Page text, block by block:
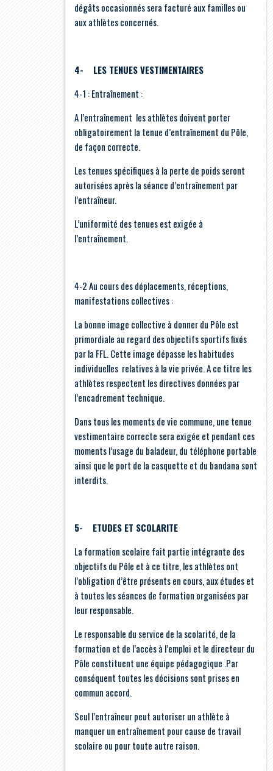
dégâts occasionnés sera facturé aux familles ou
aux athlètes concernés.
4- LES TENUES VESTIMENTAIRES
4-1 : Entraînement :
A l’entraînement les athlètes doivent porter
obligatoirement la tenue d’entraînement du Pôle,
de façon correcte.
Les tenues spécifiques à la perte de poids seront
autorisées après la séance d’entraînement par
l’entraîneur.
L’uniformité des tenues est exigée à
l’entraînement.
4-2 Au cours des déplacements, réceptions,
manifestations collectives :
La bonne image collective à donner du Pôle est
primordiale au regard des objectifs sportifs fixés
par la FFL. Cette image dépasse les habitudes
individuelles relatives à la vie privée. A ce titre les
athlètes respectent les directives données par
l’encadrement technique.
Dans tous les moments de vie commune, une tenue
vestimentaire correcte sera exigée et pendant ces
moments l’usage du baladeur, du téléphone portable
ainsi que le port de la casquette et du bandana sont
interdits.
5- ETUDES ET SCOLARITE
La formation scolaire fait partie intégrante des
objectifs du Pôle et à ce titre, les athlètes ont
l’obligation d’être présents en cours, aux études et
à toutes les séances de formation organisées par
leur responsable.
Le responsable du service de la scolarité, de la
formation et de l’accès à l’emploi et le directeur du
Pôle constituent une équipe pédagogique .Par
conséquent toutes les décisions sont prises en
commun accord.
Seul l’entraîneur peut autoriser un athlète à
manquer un entraînement pour cause de travail
scolaire ou pour toute autre raison.